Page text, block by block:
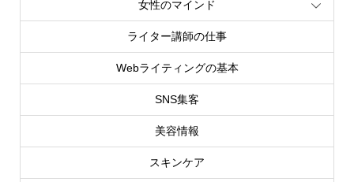
女性のマインド
ライター講師の仕事
Webライティングの基本
SNS集客
美容情報
スキンケア